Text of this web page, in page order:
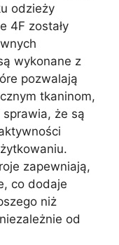
odzieży
4F zostały
wykonane z
pozwalają
tkaninom,
że są
zapewniają,
co dodaje
niż
od